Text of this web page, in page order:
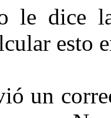
le dice
esto
un